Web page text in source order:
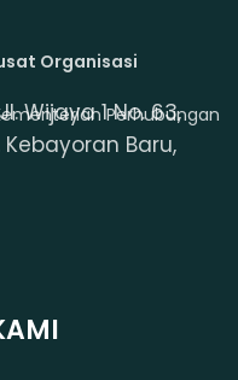
Organisasi
Perhubungan
Wijaya 1 No. 63,
Kebayoran Baru,